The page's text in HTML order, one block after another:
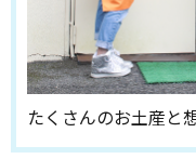
たくさんのお土産と